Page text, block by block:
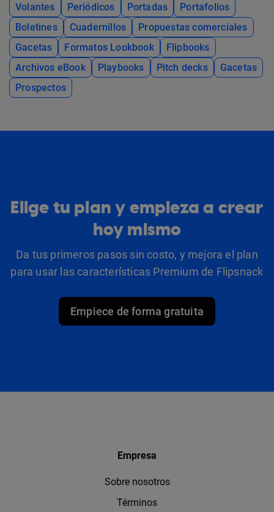
Volantes
Periódicos Portadas
Portafolios
Boletines
Cuadernillos
Propuestas comerciales
Gacetas
Formatos Lookbook
Flipbooks
Archivos eBook
Playbooks Pitch decks
Gacetas
Prospectos
Elige tu plan y empieza a crear
hoy mismo
Da tus primeros pasos sin costo, y mejora el plan
para usar las características Premium de Flipsnack
Empiece de forma gratuita
Empresa
Sobre nosotros
Términos